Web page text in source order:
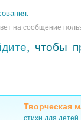
на сообщение
, чтобы
Творческая
стихи для детей